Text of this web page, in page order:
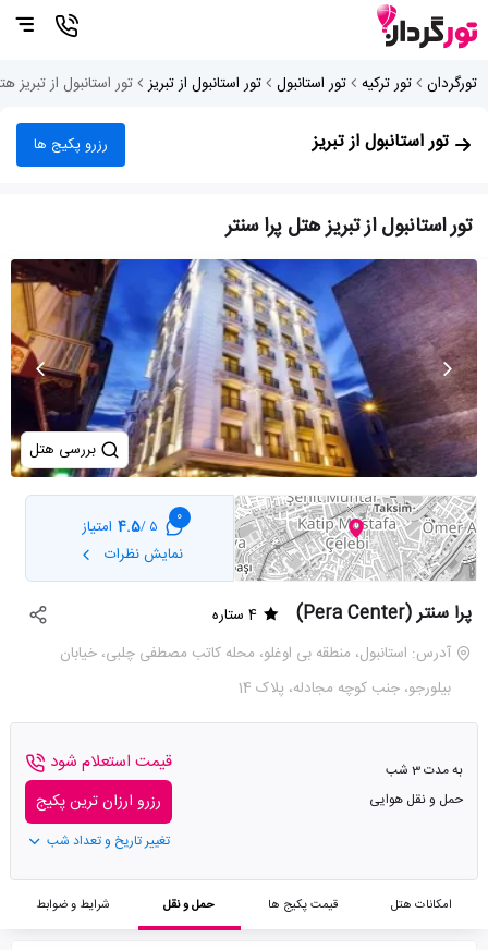
تورگردان تور ترکیه تور استانبول تور استانبول از تبریز تور استانبول از تبریز
تور استانبول از تبریز رزرو پکیج ها
تور استانبول از تبریز هتل پرا سنتر
بررسی هتل
0
5 /
4.5 امتیاز
نمایش نظرات
پرا سنتر (Pera Center)
4 ستاره
آدرس: استانبول، منطقه بی اوغلو، محله کاتب مصطفی چلبی، خیابان
بیلورجو، جنب کوچه مجادله، پلاک 14
به مدت 3 شب
حمل و نقل هوایی
قیمت استعلام شود
رزرو ارزان ترین پکیج
تغییر تاریخ و تعداد شب
امکانات هتل قیمت پکیج ها حمل و نقل شرایط و ضوابط